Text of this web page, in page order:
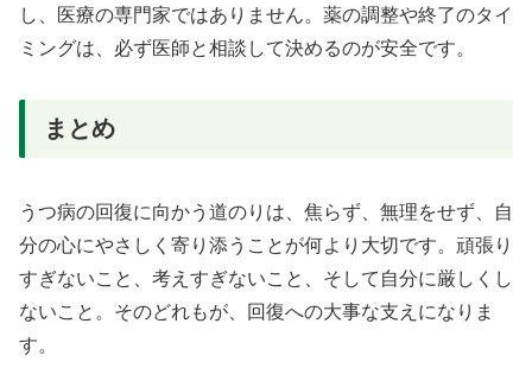
し、医療の専門家ではありません。薬の調整や終了のタイ
ミングは、必ず医師と相談して決めるのが安全です。
まとめ
うつ病の回復に向かう道のりは、焦らず、無理をせず、自
分の心にやさしく寄り添うことが何より大切です。頑張り
すぎないこと、考えすぎないこと、そして自分に厳しくし
ないこと。そのどれもが、回復への大事な支えになりま
す。